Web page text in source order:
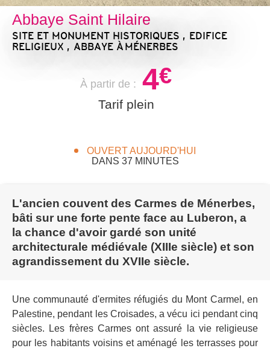
Abbaye Saint Hilaire
SITE ET MONUMENT HISTORIQUES , EDIFICE
RELIGIEUX , ABBAYE À MÉNERBES
À partir de : 4€
Tarif plein
OUVERT AUJOURD'HUI
DANS 37 MINUTES
L'ancien couvent des Carmes de Ménerbes,
bâti sur une forte pente face au Luberon, a
la chance d'avoir gardé son unité
architecturale médiévale (XIIIe siècle) et son
agrandissement du XVIIe siècle.
Une communauté d'ermites réfugiés du Mont Carmel, en
Palestine, pendant les Croisades, a vécu ici pendant cinq
siècles. Les frères Carmes ont assuré la vie religieuse
pour les habitants voisins et aménagé les terrasses pour